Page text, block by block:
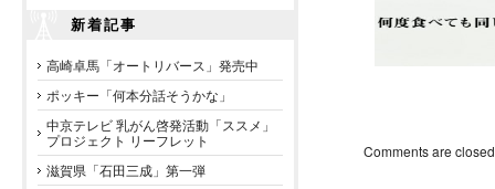
新着記事
高崎卓馬「オートリバース」発売中
ポッキー「何本分話そうかな」
中京テレビ 乳がん啓発活動「ススメ」
プロジェクト リーフレット
滋賀県「石田三成」第一弾
Comments are